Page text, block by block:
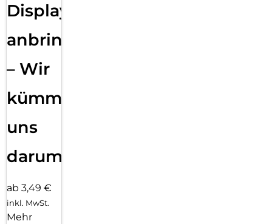
Displayfolie
anbringen
– Wir
kümmern
uns
darum!
ab 3,49 €
inkl. MwSt.
Mehr